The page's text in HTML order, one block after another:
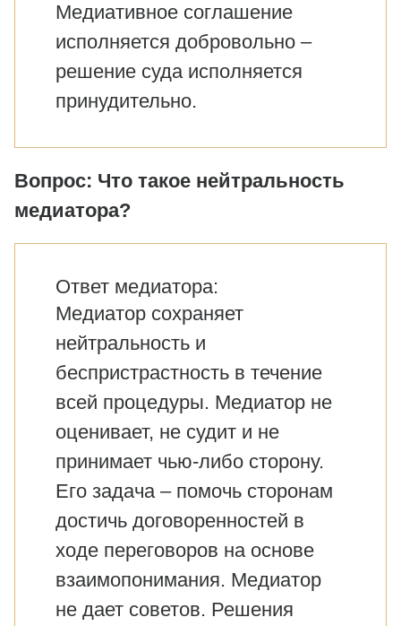
Медиативное соглашение
исполняется добровольно –
решение суда исполняется
принудительно.
Вопрос: Что такое нейтральность
медиатора?
Ответ медиатора:
Медиатор сохраняет
нейтральность и
беспристрастность в течение
всей процедуры. Медиатор не
оценивает, не судит и не
принимает чью-либо сторону.
Его задача – помочь сторонам
достичь договоренностей в
ходе переговоров на основе
взаимопонимания. Медиатор
не дает советов. Решения